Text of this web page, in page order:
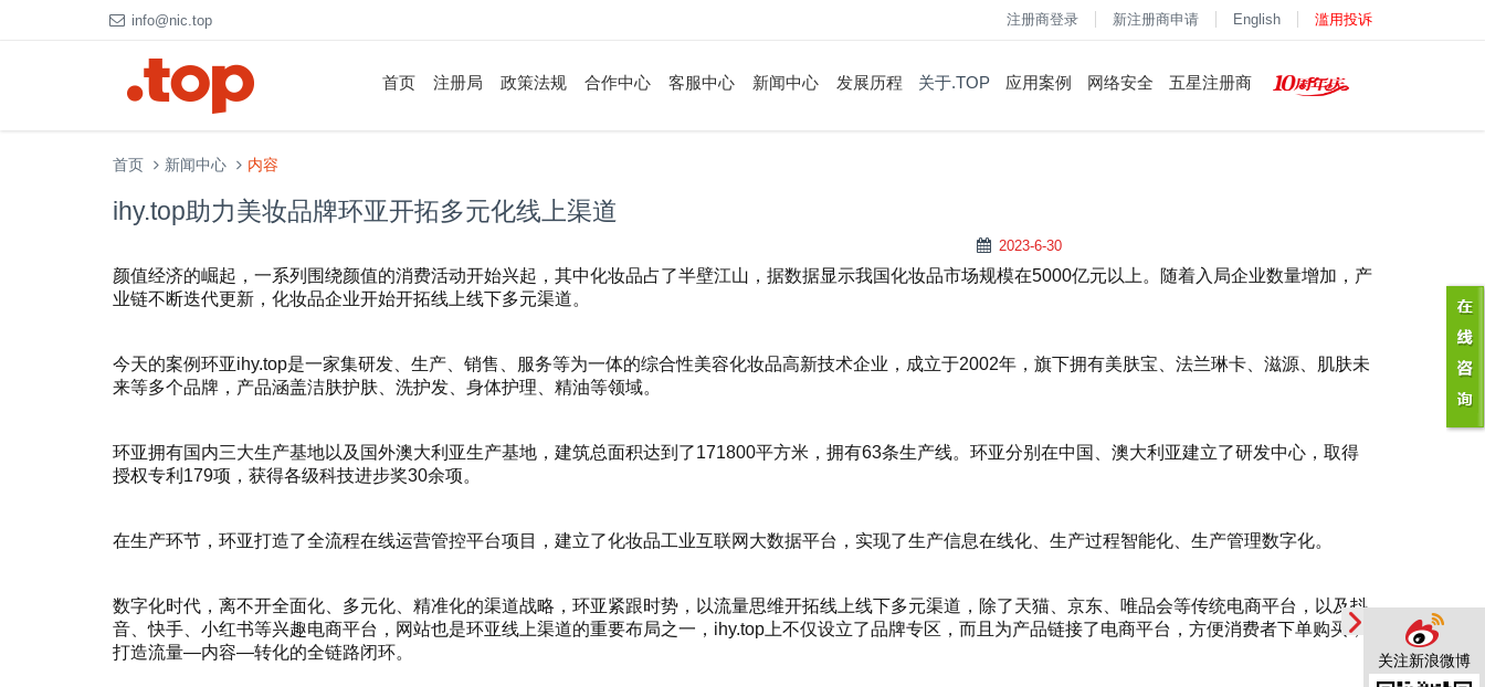
info@nic.top 注册商登录 新注册商申请 English 滥用投诉
首页 注册局 政策法规 合作中心 客服中心 新闻中心 发展历程 关于.TOP 应用案例 网络安全 五星注册商
关注新浪微博
首页 新闻中心 内容
ihy.top助力美妆品牌环亚开拓多元化线上渠道
2023-6-30
颜值经济的崛起，一系列围绕颜值的消费活动开始兴起，其中化妆品占了半壁江山，据数据显示我国化妆品市场规模在5000亿元以上。随着入局企业数量增加，产
业链不断迭代更新，化妆品企业开始开拓线上线下多元渠道。
今天的案例环亚ihy.top是一家集研发、生产、销售、服务等为一体的综合性美容化妆品高新技术企业，成立于2002年，旗下拥有美肤宝、法兰琳卡、滋源、肌肤未
来等多个品牌，产品涵盖洁肤护肤、洗护发、身体护理、精油等领域。
环亚拥有国内三大生产基地以及国外澳大利亚生产基地，建筑总面积达到了171800平方米，拥有63条生产线。环亚分别在中国、澳大利亚建立了研发中心，取得
授权专利179项，获得各级科技进步奖30余项。
在生产环节，环亚打造了全流程在线运营管控平台项目，建立了化妆品工业互联网大数据平台，实现了生产信息在线化、生产过程智能化、生产管理数字化。
数字化时代，离不开全面化、多元化、精准化的渠道战略，环亚紧跟时势，以流量思维开拓线上线下多元渠道，除了天猫、京东、唯品会等传统电商平台，以及抖
音、快手、小红书等兴趣电商平台，网站也是环亚线上渠道的重要布局之一，ihy.top上不仅设立了品牌专区，而且为产品链接了电商平台，方便消费者下单购买，
打造流量—内容—转化的全链路闭环。